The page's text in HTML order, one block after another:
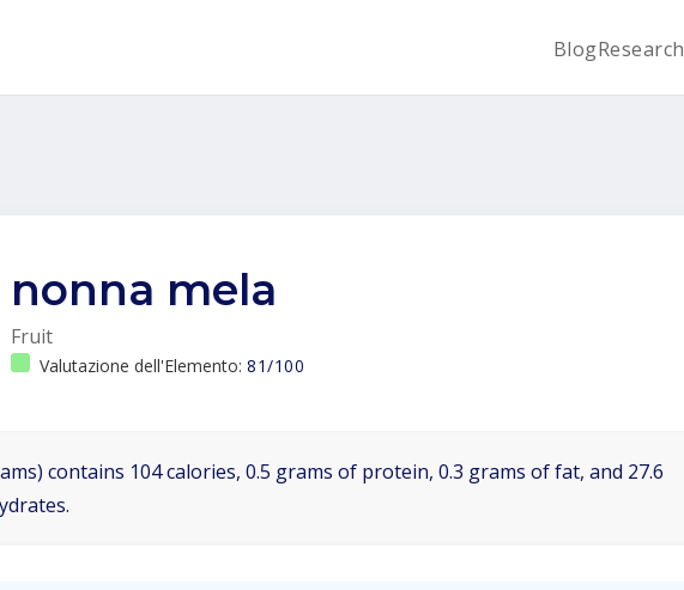
BlogResearch
nonna mela
Fruit
Valutazione dell'Elemento: 81/100
contains 104 calories, 0.5 grams of protein, 0.3 grams of fat, and 27.6